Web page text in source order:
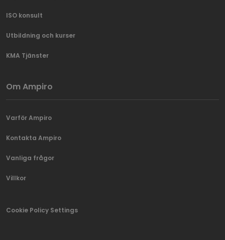
ISO konsult
Utbildning och kurser
KMA Tjänster
Om Ampiro
Varför Ampiro
Kontakta Ampiro
Vanliga frågor
Villkor
Cookie Policy Settings